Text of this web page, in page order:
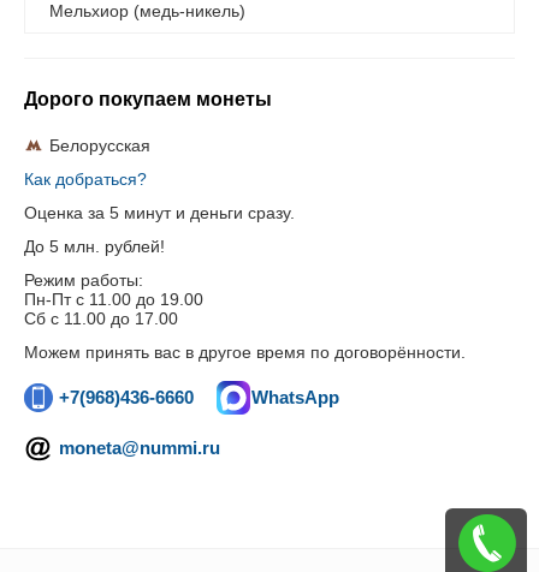
Мельхиор (медь-никель)
Дорого покупаем монеты
Белорусская
Как добраться?
Оценка за 5 минут и деньги сразу.
До 5 млн. рублей!
Режим работы:
Пн-Пт c 11.00 до 19.00
Сб с 11.00 до 17.00
Можем принять вас в другое время по договорённости.
+7(968)436-6660 WhatsApp
moneta@nummi.ru